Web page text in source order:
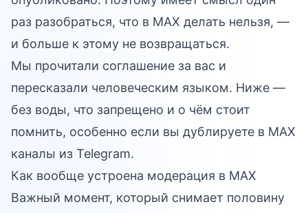
раз разобраться, что в MAX делать нельзя, —
и больше к этому не возвращаться.
Мы прочитали соглашение за вас и
пересказали человеческим языком. Ниже —
без воды, что запрещено и о чём стоит
помнить, особенно если вы дублируете в MAX
каналы из Telegram.
Как вообще устроена модерация в MAX
Важный момент, который снимает половину